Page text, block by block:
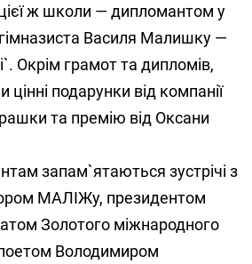
ж школи — дипломантом у
гімназиста Василя Малишку —
Окрім грамот та дипломів,
подарунки від компанії
та премію від Оксани
запам`ятаються зустрічі з
МАЛІЖу, президентом
Золотого міжнародного
Володимиром